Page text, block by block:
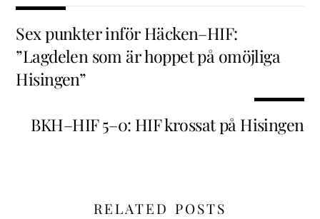
Sex punkter inför Häcken–HIF:
”Lagdelen som är hoppet på omöjliga
Hisingen”
BKH–HIF 5–0: HIF krossat på Hisingen
RELATED POSTS